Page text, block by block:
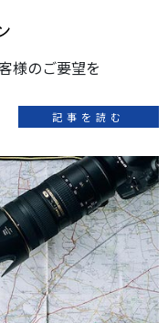
様のご要望を
記事を読む